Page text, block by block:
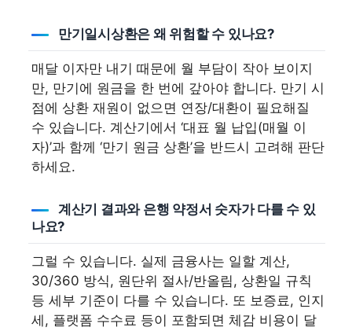
만기일시상환은 왜 위험할 수 있나요?
매달 이자만 내기 때문에 월 부담이 작아 보이지
만, 만기에 원금을 한 번에 갚아야 합니다. 만기 시
점에 상환 재원이 없으면 연장/대환이 필요해질
수 있습니다. 계산기에서 ‘대표 월 납입(매월 이
자)’과 함께 ‘만기 원금 상환’을 반드시 고려해 판단
하세요.
계산기 결과와 은행 약정서 숫자가 다를 수 있
나요?
그럴 수 있습니다. 실제 금융사는 일할 계산,
30/360 방식, 원단위 절사/반올림, 상환일 규칙
등 세부 기준이 다를 수 있습니다. 또 보증료, 인지
세, 플랫폼 수수료 등이 포함되면 체감 비용이 달